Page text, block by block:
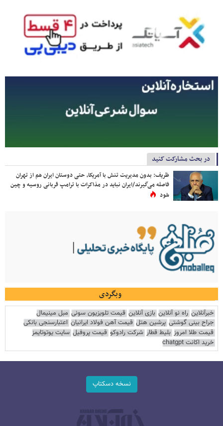
در بحث مشارکت کنید
ظریف: بدون مدیریت تنش با آمریکا، حتی دوستان ایران هم از تهران
فاصله می‌گیرند/ایران نباید در مذاکرات با ترامپ قربانی روسیه و چین
شود
وبگردی
خبرآنلاین راه نو آنلاین بازی آنلاین قیمت تلویزیون سونی مبل مینیمال
جراح بینی گوشتی پرشین هتل قیمت آهن فولاد ایرانیان اعتبارسنجی بانکی
قیمت طلا امروز بلیط قطار شرکت رادوکو قیمت پروفیل سایت یوتوتایمز
خرید اکانت chatgpt
نسخه دسکتاپ